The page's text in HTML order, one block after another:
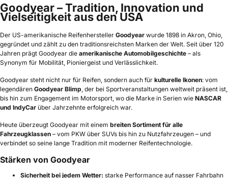
Goodyear – Tradition, Innovation und
Vielseitigkeit aus den USA
Der US-amerikanische Reifenhersteller Goodyear wurde 1898 in Akron, Ohio,
gegründet und zählt zu den traditionsreichsten Marken der Welt. Seit über 120
Jahren prägt Goodyear die amerikanische Automobilgeschichte – als
Synonym für Mobilität, Pioniergeist und Verlässlichkeit.
Goodyear steht nicht nur für Reifen, sondern auch für kulturelle Ikonen: vom
legendären Goodyear Blimp , der bei Sportveranstaltungen weltweit präsent ist,
bis hin zum Engagement im Motorsport, wo die Marke in Serien wie NASCAR
und IndyCar über Jahrzehnte erfolgreich war.
Heute überzeugt Goodyear mit einem breiten Sortiment für alle
Fahrzeugklassen – vom PKW über SUVs bis hin zu Nutzfahrzeugen – und
verbindet so seine lange Tradition mit moderner Reifentechnologie.
Stärken von Goodyear
Sicherheit bei jedem Wetter: starke Performance auf nasser Fahrbahn